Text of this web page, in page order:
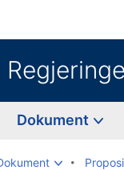
Dokument